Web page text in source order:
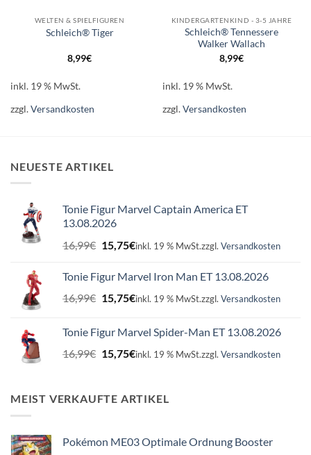
WELTEN & SPIELFIGUREN
Schleich® Tiger
8,99€
inkl. 19 % MwSt.
zzgl.Versandkosten
KINDERGARTENKIND - 3-5 JAHRE
Schleich® Tennessere
Walker Wallach
8,99€
inkl. 19 % MwSt.
zzgl.Versandkosten
NEUESTE ARTIKEL
Tonie Figur Marvel Captain America ET
13.08.2026
16,99€ Ursprünglicher
Preis
16,99€
15,75€Aktueller
15,75€.
inkl. 19 % MwSt.zzgl. Versandkosten
Tonie Figur Marvel Iron Man ET 13.08.2026
16,99€ Ursprünglicher
Preis
16,99€
15,75€Aktueller
15,75€.
inkl. 19 % MwSt.zzgl. Versandkosten
Tonie Figur Marvel Spider-Man ET 13.08.2026
16,99€ Ursprünglicher
Preis
16,99€
15,75€Aktueller
15,75€.
inkl. 19 % MwSt.zzgl. Versandkosten
MEIST VERKAUFTE ARTIKEL
Pokémon ME03 Optimale Ordnung Booster